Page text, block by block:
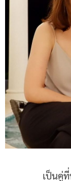
เป็นคู่